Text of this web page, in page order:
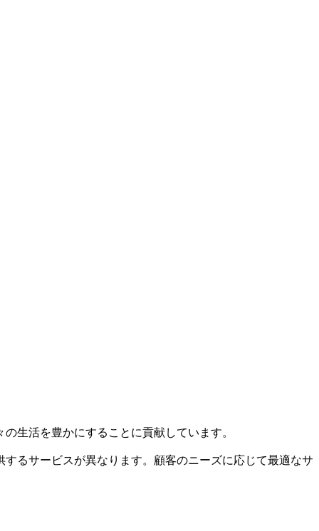
生活を豊かにすることに貢献しています。
るサービスが異なります。顧客のニーズに応じて最適なサ